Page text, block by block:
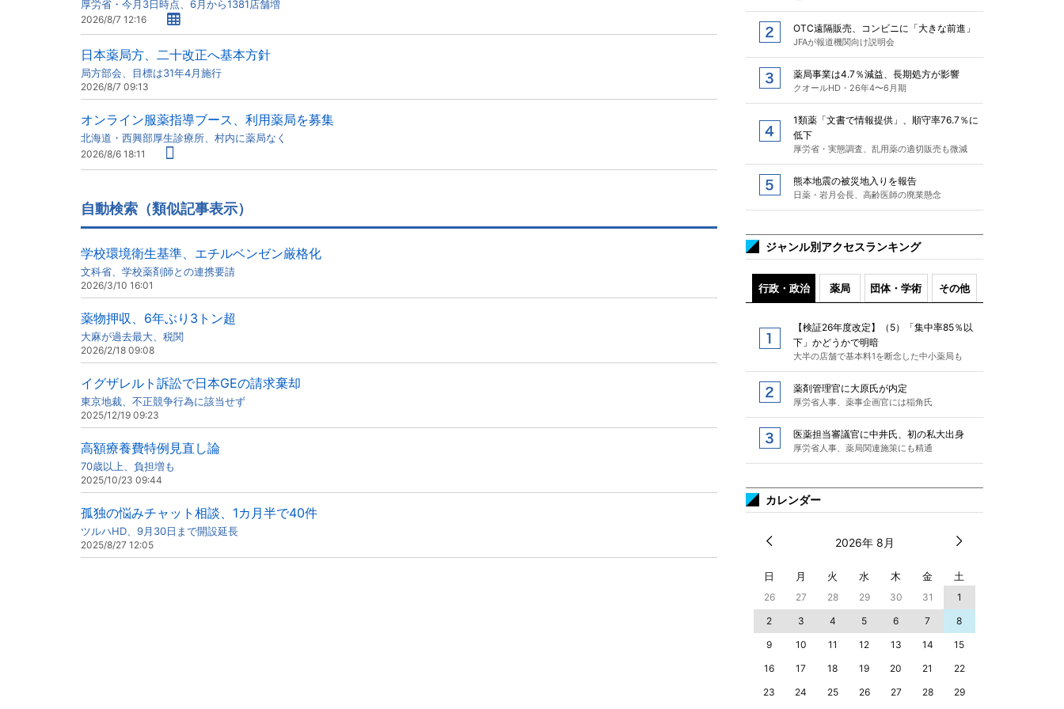
厚労省・今月3日時点、6月から1381店舗増
2026/8/7 12:16
日本薬局方、二十改正へ基本方針
局方部会、目標は31年4月施行
2026/8/7 09:13
オンライン服薬指導ブース、利用薬局を募集
北海道・西興部厚生診療所、村内に薬局なく
2026/8/6 18:11
自動検索（類似記事表示）
学校環境衛生基準、エチルベンゼン厳格化
文科省、学校薬剤師との連携要請
2026/3/10 16:01
薬物押収、6年ぶり3トン超
大麻が過去最大、税関
2026/2/18 09:08
イグザレルト訴訟で日本GEの請求棄却
東京地裁、不正競争行為に該当せず
2025/12/19 09:23
高額療養費特例見直し論
70歳以上、負担増も
2025/10/23 09:44
孤独の悩みチャット相談、1カ月半で40件
ツルハHD、9月30日まで開設延長
2025/8/27 12:05
OTC遠隔販売、コンビニに「大きな前進」
JFAが報道機関向け説明会
薬局事業は4.7％減益、長期処方が影響
クオールHD・26年4〜6月期
1類薬「文書で情報提供」、順守率76.7％に
低下
厚労省・実態調査、乱用薬の適切販売も微減
熊本地震の被災地入りを報告
日薬・岩月会長、高齢医師の廃業懸念
ジャンル別アクセスランキング
行政・政治 薬局 団体・学術 その他
【検証26年度改定】（5）「集中率85％以
下」かどうかで明暗
大半の店舗で基本料1を断念した中小薬局も
薬剤管理官に大原氏が内定
厚労省人事、薬事企画官には稲角氏
医薬担当審議官に中井氏、初の私大出身
厚労省人事、薬局関連施策にも精通
カレンダー
2026年 8月
日 月 火 水 木 金 土
26 27 28 29 30 31
1
2
3 4 5 6 7
8
9
10 11 12 13 14
15
16
17 18 19 20 21
22
23
24 25 26 27 28
29